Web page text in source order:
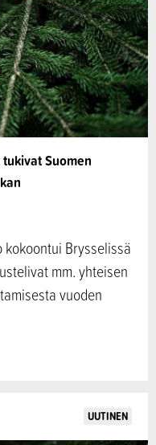
Suomen
Brysselissä
mm. yhteisen
vuoden
UUTINEN